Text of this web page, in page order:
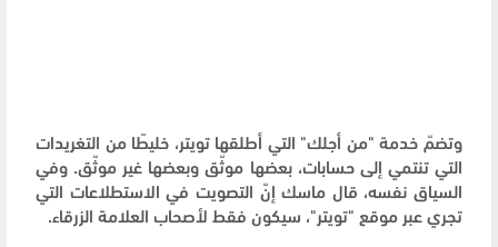
وتضمّ خدمة "من أجلك" التي أطلقها تويتر، خليطًا من التغريدات
التي تنتمي إلى حسابات، بعضها موثّق وبعضها غير موثّق. وفي
السياق نفسه، قال ماسك إنّ التصويت في الاستطلاعات التي
تجري عبر موقع "تويتر"، سيكون فقط لأصحاب العلامة الزرقاء.